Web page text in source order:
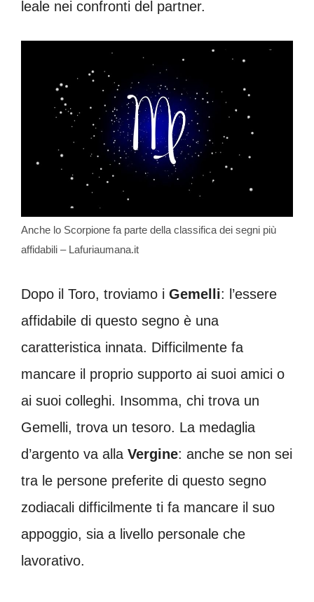
leale nei confronti del partner.
Anche lo Scorpione fa parte della classifica dei segni più
affidabili – Lafuriaumana.it
Dopo il Toro, troviamo i Gemelli: l’essere
affidabile di questo segno è una
caratteristica innata. Difficilmente fa
mancare il proprio supporto ai suoi amici o
ai suoi colleghi. Insomma, chi trova un
Gemelli, trova un tesoro. La medaglia
d’argento va alla Vergine: anche se non sei
tra le persone preferite di questo segno
zodiacali difficilmente ti fa mancare il suo
appoggio, sia a livello personale che
lavorativo.